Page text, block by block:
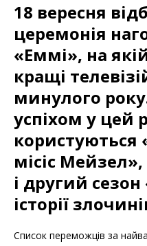
18 вересня
церемонія
«Еммі», на
кращі
минулого
успіхом у цей
місіс
і другий
історії
Список переможців за